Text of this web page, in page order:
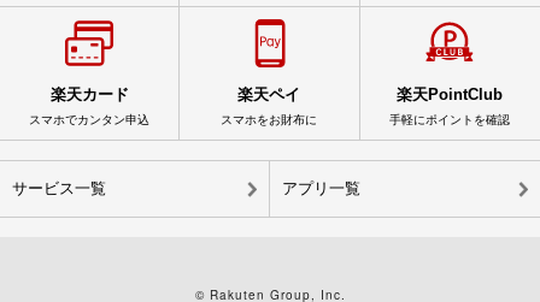
楽天カード
スマホでカンタン申込
楽天ペイ
スマホをお財布に
楽天PointClub
手軽にポイントを確認
サービス一覧 アプリ一覧
© Rakuten Group, Inc.